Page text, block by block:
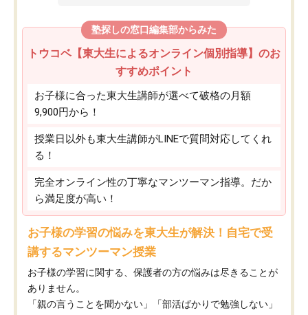
塾探しの窓口編集部からみた
トウコベ【東大生によるオンライン個別指導】のお
すすめポイント
お子様に合った東大生講師が選べて破格の月額
9,900円から！
授業日以外も東大生講師がLINEで質問対応してくれ
る！
完全オンライン性の丁寧なマンツーマン指導。だか
ら満足度が高い！
お子様の学習の悩みを東大生が解決！自宅で受
講するマンツーマン授業
お子様の学習に関する、保護者の方の悩みは尽きることが
ありません。
「親の言うことを聞かない」「部活ばかりで勉強しない」